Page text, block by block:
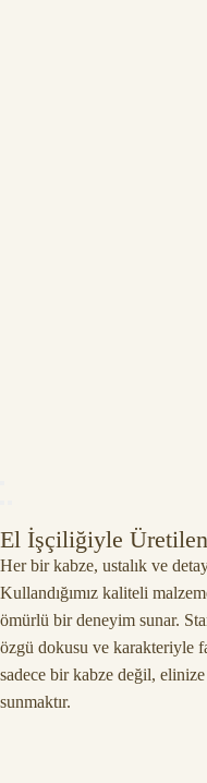
El İşçiliğiyle
Her bir kabze, ustalık ve
Kullandığımız kaliteli
ömürlü bir deneyim sunar.
özgü dokusu ve karakteriyle
sadece bir kabze değil,
sunmaktır.